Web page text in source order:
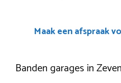
Maak een afspraak
Banden garages in